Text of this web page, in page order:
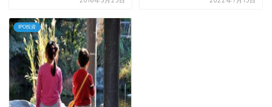
IPO投資